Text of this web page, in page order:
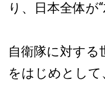
り、日本全体が
自衛隊に対す
をはじめとし